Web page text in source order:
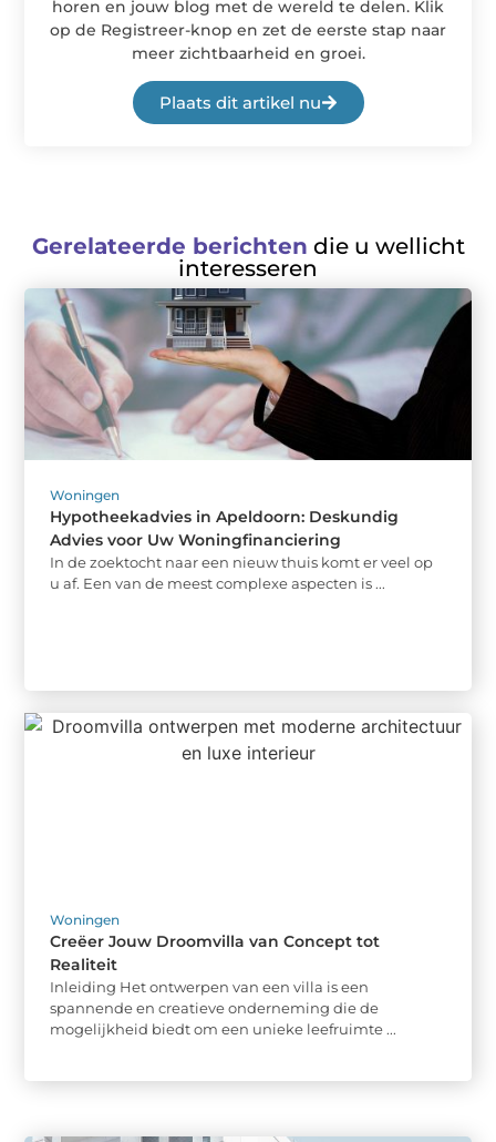
horen en jouw blog met de wereld te delen. Klik
op de Registreer-knop en zet de eerste stap naar
meer zichtbaarheid en groei.
Plaats dit artikel nu
Gerelateerde berichten die u wellicht
interesseren
Woningen
Hypotheekadvies in Apeldoorn: Deskundig
Advies voor Uw Woningfinanciering
In de zoektocht naar een nieuw thuis komt er veel op
u af. Een van de meest complexe aspecten is ...
Woningen
Creëer Jouw Droomvilla van Concept tot
Realiteit
Inleiding Het ontwerpen van een villa is een
spannende en creatieve onderneming die de
mogelijkheid biedt om een unieke leefruimte ...